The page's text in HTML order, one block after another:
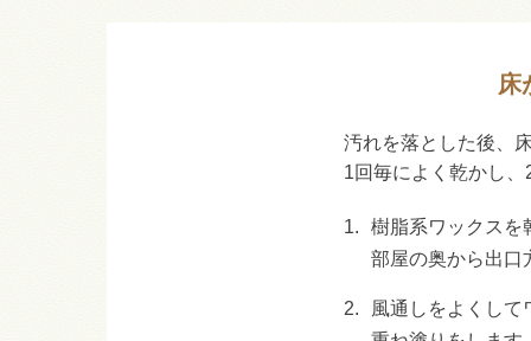
床
汚れを落とした後、
1回毎によく乾かし
1.
樹脂系ワックスを
部屋の奥から出口
2.
風通しをよくし